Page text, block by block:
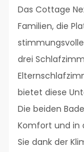
Das Cottage
Familien, die
drei
bietet diese
Die beiden
Komfort und in
Sie dank der